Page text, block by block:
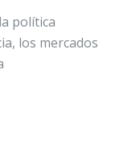
política
los mercados